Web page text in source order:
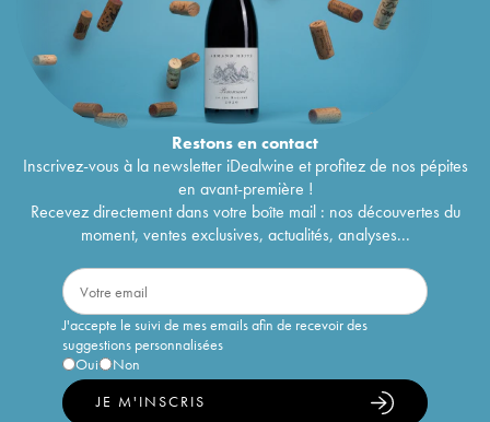
Restons encontact
Inscrivez-vous à la newsletter iDealwine et profitez de nos pépites
en avant-première !
Recevez directement dans votre boîte mail : nos découvertes du
moment, ventes exclusives, actualités, analyses...
J'accepte le suivi de mes emails afin de recevoir des
suggestions personnalisées
Oui
Non
JE M'INSCRIS